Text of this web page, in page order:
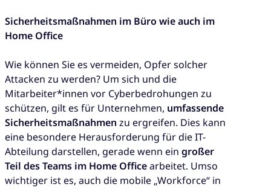
Sicherheitsmaßnahmen im Büro wie auch im
Home Office
Wie können Sie es vermeiden, Opfer solcher
Attacken zu werden? Um sich und die
Mitarbeiter*innen vor Cyberbedrohungen zu
schützen, gilt es für Unternehmen, umfassende
Sicherheitsmaßnahmen zu ergreifen. Dies kann
eine besondere Herausforderung für die IT-
Abteilung darstellen, gerade wenn ein großer
Teil des Teams im Home Officearbeitet. Umso
wichtiger ist es, auch die mobile „Workforce“ in